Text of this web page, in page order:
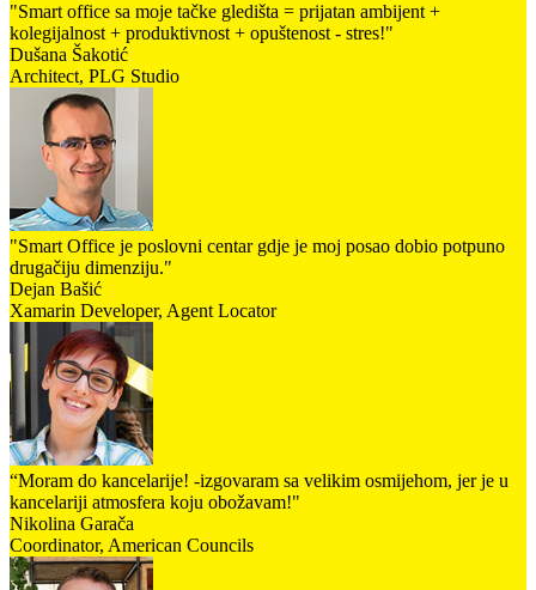
"Smart office sa moje tačke gledišta = prijatan ambijent +
kolegijalnost + produktivnost + opuštenost - stres!"
Dušana Šakotić
Architect, PLG Studio
"Smart Office je poslovni centar gdje je moj posao dobio potpuno
drugačiju dimenziju."
Dejan Bašić
Xamarin Developer, Agent Locator
“Moram do kancelarije! -izgovaram sa velikim osmijehom, jer je u
kancelariji atmosfera koju obožavam!"
Nikolina Garača
Coordinator, American Councils